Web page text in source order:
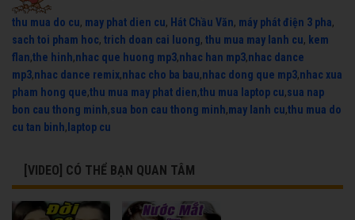
thu mua do cu, may phat dien cu, Hát Chầu Văn, máy phát điện 3 pha,
sach toi pham hoc, trich doan cai luong, thu mua may lanh cu, kem
flan,the hinh,nhac que huong mp3,nhac han mp3,nhac dance
mp3,nhac dance remix,nhac cho ba bau,nhac dong que mp3,nhac xua
pham hong que,thu mua may phat dien,thu mua laptop cu,sua nap
bon cau thong minh,sua bon cau thong minh,may lanh cu,thu mua do
cu tan binh, laptop cu
[VIDEO] CÓ THỂ BẠN QUAN TÂM